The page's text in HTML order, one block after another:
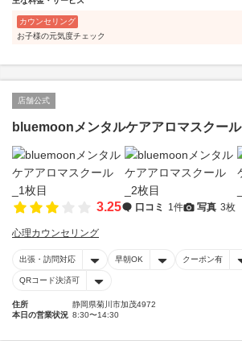
カウンセリング
お子様の元気度チェック
店舗公式
bluemoonメンタルケアアロマスクール
3.25 口コミ 1件 写真 3枚
心理カウンセリング
出張・訪問対応 早朝OK クーポン有
QRコード決済可
住所
静岡県菊川市加茂4972
本日の営業状況 8:30〜14:30